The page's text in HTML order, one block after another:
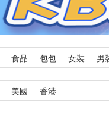
食品 包包 女裝 男
美國 香港